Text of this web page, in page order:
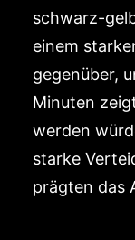
schwarz-
einem
gegenüber,
Minuten
werden
starke
prägten das